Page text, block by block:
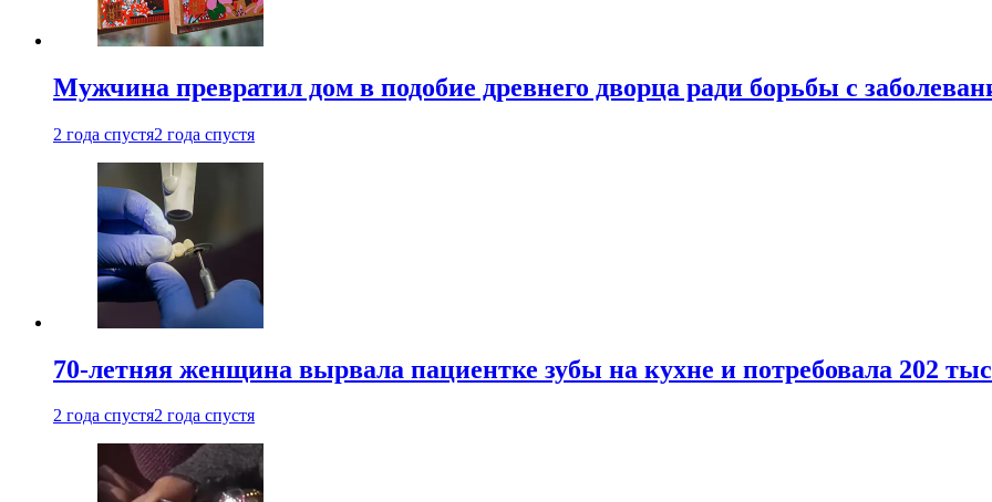
Мужчина превратил дом в подобие древнего дворца ради борьбы с
2 года спустя2 года спустя
70-летняя женщина вырвала пациентке зубы на кухне и потребовала 202
2 года спустя2 года спустя